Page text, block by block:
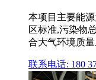
本项目主要能
区标准,污染物
合大气环境质
联系电话: 180